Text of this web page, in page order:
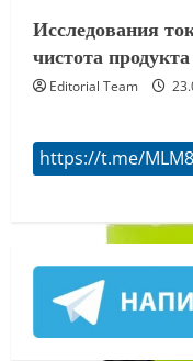
Исследования
чистота
Editorial Team
https://t.me/